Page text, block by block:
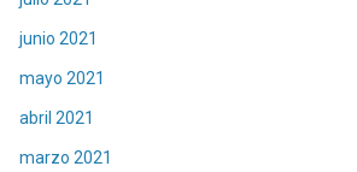
junio 2021
mayo 2021
abril 2021
marzo 2021